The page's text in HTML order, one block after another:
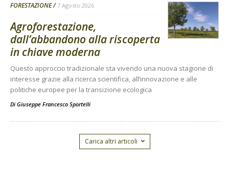
FORESTAZIONE 7 Agosto 2026
Agroforestazione,
dall’abbandono alla riscoperta
in chiave moderna
Questo approccio tradizionale sta vivendo una nuova stagione di
interesse grazie alla ricerca scientifica, all’innovazione e alle
politiche europee per la transizione ecologica
Di Giuseppe Francesco Sportelli
Carica altri articoli